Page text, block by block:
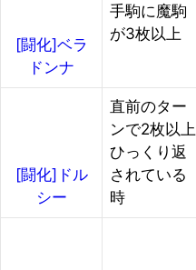
[闘化]ベラ
ドンナ
手駒に魔駒
が3枚以上
[闘化]ドル
シー
直前のター
ンで2枚以上
ひっくり返
されている
時